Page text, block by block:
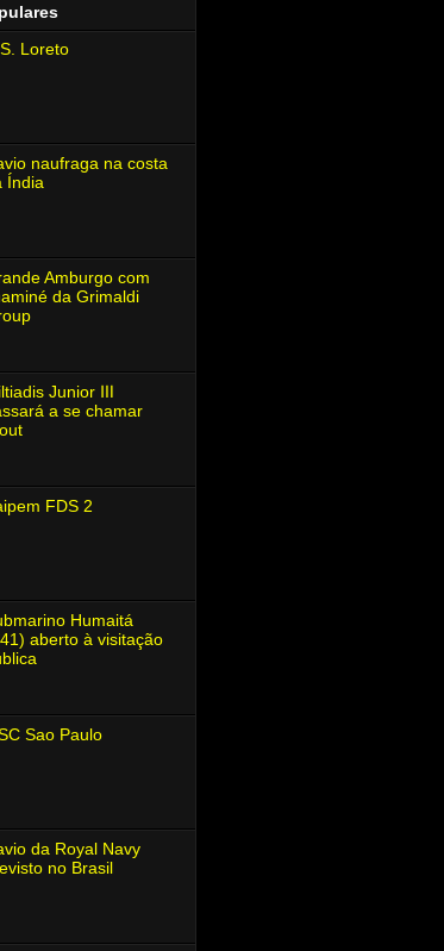
Loreto
naufraga na costa
Índia
Amburgo com
da Grimaldi
Junior Ⅲ
a se chamar
FDS 2
Humaitá
aberto à visitação
Sao Paulo
da Royal Navy
no Brasil